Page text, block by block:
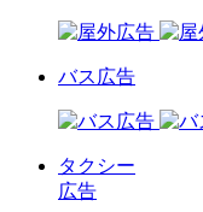
バス広告
タクシー
広告